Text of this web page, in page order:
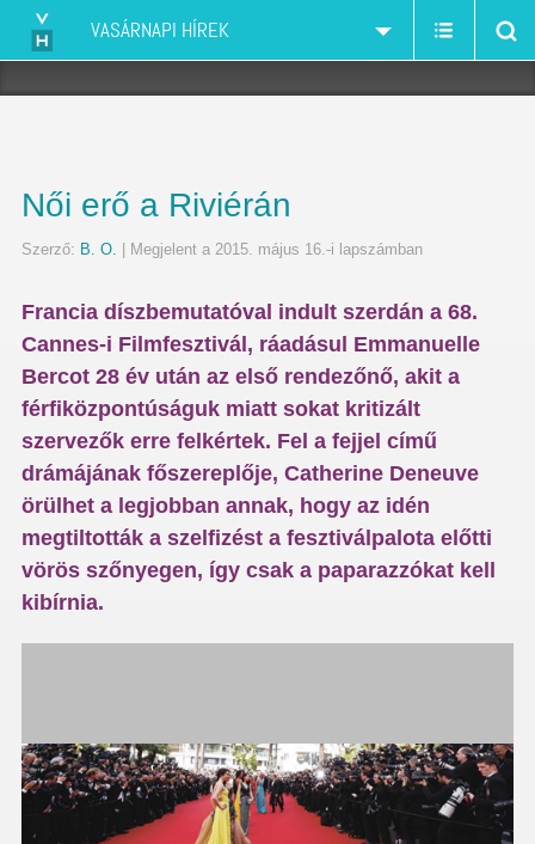
VASÁRNAPI HÍREK
Női erő a Riviérán
Szerző: B. O. | Megjelent a 2015. május 16.-i lapszámban
Francia díszbemutatóval indult szerdán a 68.
Cannes-i Filmfesztivál, ráadásul Emmanuelle
Bercot 28 év után az első rendezőnő, akit a
férfiközpontúságuk miatt sokat kritizált
szervezők erre felkértek. Fel a fejjel című
drámájának főszereplője, Catherine Deneuve
örülhet a legjobban annak, hogy az idén
megtiltották a szelfizést a fesztiválpalota előtti
vörös szőnyegen, így csak a paparazzókat kell
kibírnia.